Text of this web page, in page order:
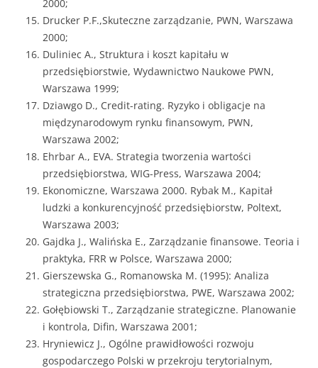
2000;
Drucker P.F.,Skuteczne zarządzanie, PWN, Warszawa
2000;
Duliniec A., Struktura i koszt kapitału w
przedsiębiorstwie, Wydawnictwo Naukowe PWN,
Warszawa 1999;
Dziawgo D., Credit-rating. Ryzyko i obligacje na
międzynarodowym rynku finansowym, PWN,
Warszawa 2002;
Ehrbar A., EVA. Strategia tworzenia wartości
przedsiębiorstwa, WIG-Press, Warszawa 2004;
Ekonomiczne, Warszawa 2000. Rybak M., Kapitał
ludzki a konkurencyjność przedsiębiorstw, Poltext,
Warszawa 2003;
Gajdka J., Walińska E., Zarządzanie finansowe. Teoria i
praktyka, FRR w Polsce, Warszawa 2000;
Gierszewska G., Romanowska M. (1995): Analiza
strategiczna przedsiębiorstwa, PWE, Warszawa 2002;
Gołębiowski T., Zarządzanie strategiczne. Planowanie
i kontrola, Difin, Warszawa 2001;
Hryniewicz J., Ogólne prawidłowości rozwoju
gospodarczego Polski w przekroju terytorialnym,